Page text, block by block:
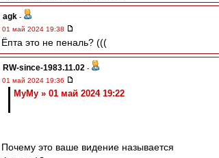
agk -
01 май 2024 19:38
Ёпта это не пеналь? (((
RW-since-1983.11.02 -
01 май 2024 19:36
МуМу » 01 май 2024 19:22
Почему это ваше видение называется